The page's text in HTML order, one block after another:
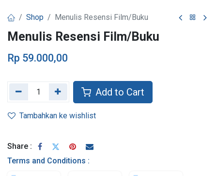
Shop Menulis Resensi Film/Buku
Menulis Resensi Film/Buku
Rp 59.000,00
Add to Cart
Tambahkan ke wishlist
Share :
Terms and Conditions :